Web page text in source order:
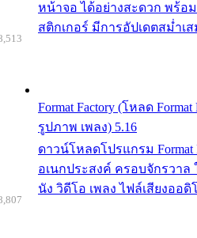
หน้าจอ ได้อย่างสะดวก พร้อ
สติกเกอร์ มีการอัปเดตสม่ำเ
Format Factory (โหลด
รูปภาพ เพลง) 5.16
ดาวน์โหลดโปรแกรม
อเนกประสงค์ ครอบจักรวา
นัง วิดีโอ เพลง ไฟล์เสียงออดิ